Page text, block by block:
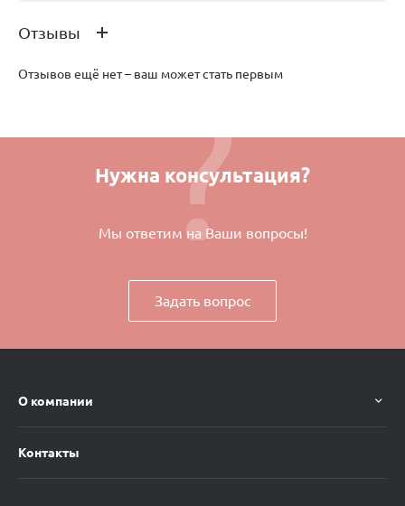
Отзывы
Отзывов ещё нет – ваш может стать первым
Нужна консультация?
Мы ответим на Ваши вопросы!
Задать вопрос
О компании
Контакты